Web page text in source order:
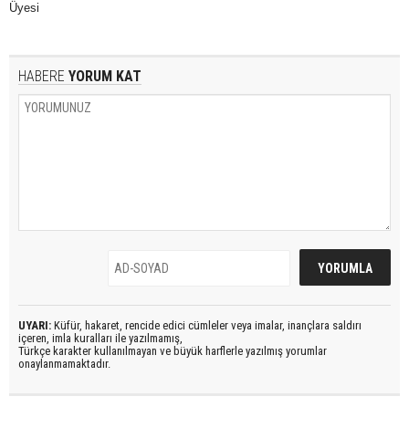
Üyesi
HABERE YORUM KAT
UYARI: Küfür, hakaret, rencide edici cümleler veya imalar, inançlara saldırı
içeren, imla kuralları ile yazılmamış,
Türkçe karakter kullanılmayan ve büyük harflerle yazılmış yorumlar
onaylanmamaktadır.